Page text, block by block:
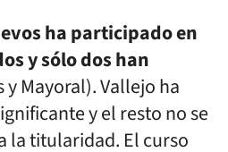
ha participado en
y sólo dos han
y Mayoral). Vallejo ha
y el resto no se
la titularidad. El curso